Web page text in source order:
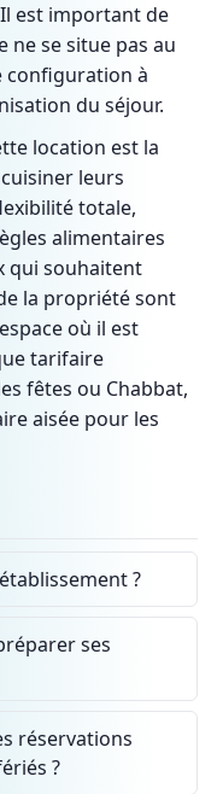
est important de
ne se situe pas au
configuration à
du séjour.
location est la
leurs
totale,
alimentaires
qui souhaitent
la propriété sont
où il est
tarifaire
fêtes ou Chabbat,
aisée pour les
?
ses
réservations
?